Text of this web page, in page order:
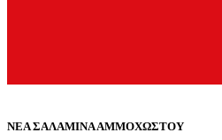
ΝΕΑ ΣΑΛΑΜΙΝΑ ΑΜΜΟΧΩΣΤΟΥ